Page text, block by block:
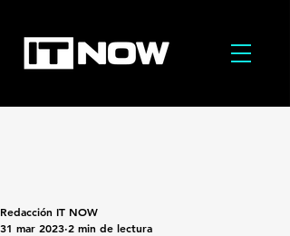
Redacción IT NOW
31 mar 2023 2 min de lectura